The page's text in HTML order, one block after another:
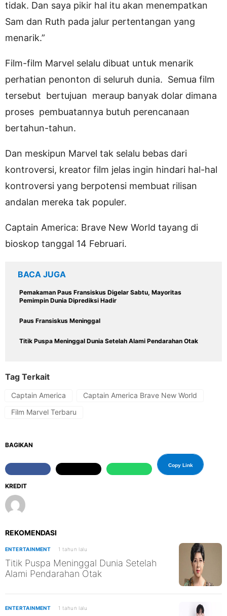
tidak. Dan saya pikir hal itu akan menempatkan
Sam dan Ruth pada jalur pertentangan yang
menarik.”
Film-film Marvel selalu dibuat untuk menarik
perhatian penonton di seluruh dunia. Semua film
tersebut bertujuan meraup banyak dolar dimana
proses pembuatannya butuh perencanaan
bertahun-tahun.
Dan meskipun Marvel tak selalu bebas dari
kontroversi, kreator film jelas ingin hindari hal-hal
kontroversi yang berpotensi membuat rilisan
andalan mereka tak populer.
Captain America: Brave New World tayang di
bioskop tanggal 14 Februari.
BACA JUGA
Pemakaman Paus Fransiskus Digelar Sabtu, Mayoritas
Pemimpin Dunia Diprediksi Hadir
Paus Fransiskus Meninggal
Titik Puspa Meninggal Dunia Setelah Alami Pendarahan Otak
Tag Terkait
Captain America
Captain America Brave New World
Film Marvel Terbaru
KREDIT
BAGIKAN
Copy Link
REKOMENDASI
ENTERTAINMENT 1 tahun lalu
Titik Puspa Meninggal Dunia Setelah
Alami Pendarahan Otak
ENTERTAINMENT 1 tahun lalu